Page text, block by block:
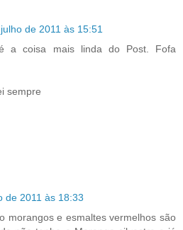
de 2011 às 15:51
a coisa mais linda do Post. Fofa
sempre
de 2011 às 18:33
morangos e esmaltes vermelhos são